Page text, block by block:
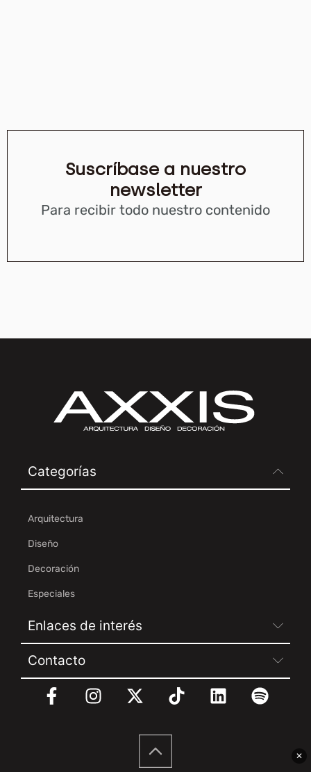
Suscríbase a nuestro
newsletter
Para recibir todo nuestro contenido
✕
Categorías
Arquitectura
Diseño
Decoración
Especiales
Enlaces de interés
Contacto